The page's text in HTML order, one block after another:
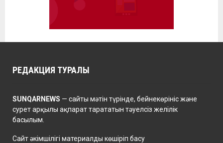
РЕДАКЦИЯ ТУРАЛЫ
SUNQARNEWS — сайты мәтін түрінде, бейнекөрініс және
сурет арқылы ақпарат тарататын тәуелсіз желілік
басылым.
Сайт әкімшілігі материалды көшіріп басу